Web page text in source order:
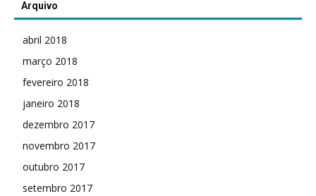
Arquivo
abril 2018
março 2018
fevereiro 2018
janeiro 2018
dezembro 2017
novembro 2017
outubro 2017
setembro 2017